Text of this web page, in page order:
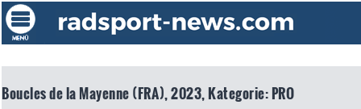
Boucles de la Mayenne (FRA), 2023, Kategorie: PRO